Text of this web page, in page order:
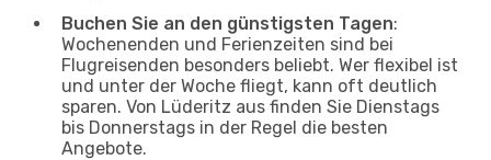
Buchen Sie an den günstigsten Tagen:
Wochenenden und Ferienzeiten sind bei
Flugreisenden besonders beliebt. Wer flexibel ist
und unter der Woche fliegt, kann oft deutlich
sparen. Von Lüderitz aus finden Sie Dienstags
bis Donnerstags in der Regel die besten
Angebote.